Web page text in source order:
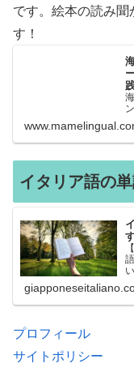
です。絵本の読み聞
す！
イタリア語の
→
プロフィール
サイトポリシー